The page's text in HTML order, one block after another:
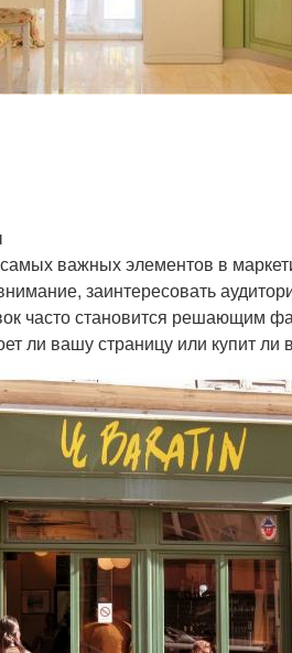
важных элементов в
заинтересовать
часто становится решающим
ли вашу страницу или купит ли